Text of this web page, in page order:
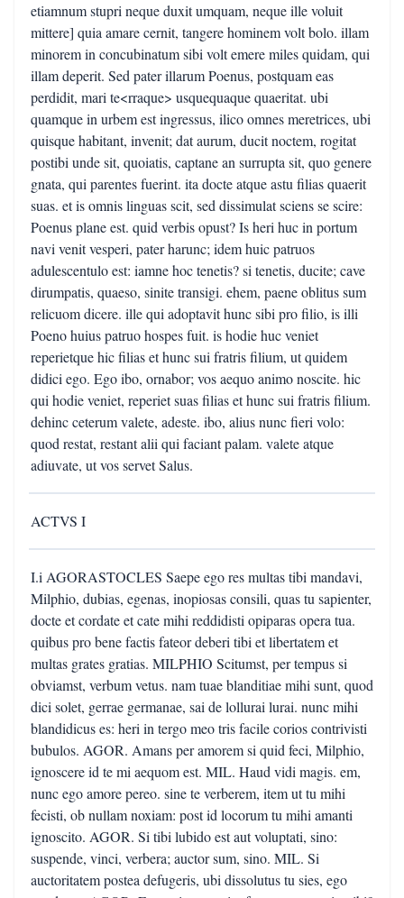
etiamnum stupri neque duxit umquam, neque ille voluit
mittere] quia amare cernit, tangere hominem volt bolo. illam
minorem in concubinatum sibi volt emere miles quidam, qui
illam deperit. Sed pater illarum Poenus, postquam eas
perdidit, mari te<rraque> usquequaque quaeritat. ubi
quamque in urbem est ingressus, ilico omnes meretrices, ubi
quisque habitant, invenit; dat aurum, ducit noctem, rogitat
postibi unde sit, quoiatis, captane an surrupta sit, quo genere
gnata, qui parentes fuerint. ita docte atque astu filias quaerit
suas. et is omnis linguas scit, sed dissimulat sciens se scire:
Poenus plane est. quid verbis opust? Is heri huc in portum
navi venit vesperi, pater harunc; idem huic patruos
adulescentulo est: iamne hoc tenetis? si tenetis, ducite; cave
dirumpatis, quaeso, sinite transigi. ehem, paene oblitus sum
relicuom dicere. ille qui adoptavit hunc sibi pro filio, is illi
Poeno huius patruo hospes fuit. is hodie huc veniet
reperietque hic filias et hunc sui fratris filium, ut quidem
didici ego. Ego ibo, ornabor; vos aequo animo noscite. hic
qui hodie veniet, reperiet suas filias et hunc sui fratris filium.
dehinc ceterum valete, adeste. ibo, alius nunc fieri volo:
quod restat, restant alii qui faciant palam. valete atque
adiuvate, ut vos servet Salus.
ACTVS I
I.i AGORASTOCLES Saepe ego res multas tibi mandavi,
Milphio, dubias, egenas, inopiosas consili, quas tu sapienter,
docte et cordate et cate mihi reddidisti opiparas opera tua.
quibus pro bene factis fateor deberi tibi et libertatem et
multas grates gratias. MILPHIO Scitumst, per tempus si
obviamst, verbum vetus. nam tuae blanditiae mihi sunt, quod
dici solet, gerrae germanae, sai de lollurai lurai. nunc mihi
blandidicus es: heri in tergo meo tris facile corios contrivisti
bubulos. AGOR. Amans per amorem si quid feci, Milphio,
ignoscere id te mi aequom est. MIL. Haud vidi magis. em,
nunc ego amore pereo. sine te verberem, item ut tu mihi
fecisti, ob nullam noxiam: post id locorum tu mihi amanti
ignoscito. AGOR. Si tibi lubido est aut voluptati, sino:
suspende, vinci, verbera; auctor sum, sino. MIL. Si
auctoritatem postea defugeris, ubi dissolutus tu sies, ego